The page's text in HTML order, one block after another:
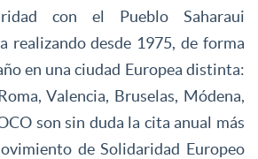
con el Pueblo Saharaui
realizando desde 1975, de forma
en una ciudad Europea distinta:
Valencia, Bruselas, Módena,
son sin duda la cita anual más
de Solidaridad Europeo